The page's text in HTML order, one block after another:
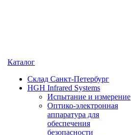
Каталог
Cклад Санкт-Петербург
HGH Infrared Systems
Испытание и измерение
Оптико-электронная
аппаратура для
обеспечения
безопасности